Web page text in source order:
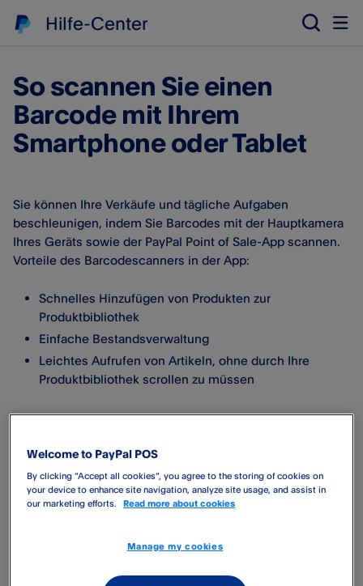
Hilfe-Center
So scannen Sie einen
Barcode mit Ihrem
Smartphone oder Tablet
Sie können Ihre Verkäufe und tägliche Aufgaben
beschleunigen, indem Sie Barcodes mit der Hauptkamera
Ihres Geräts sowie der PayPal Point of Sale-App scannen.
Vorteile des Barcodescanners in der App:
Schnelles Hinzufügen von Produkten zur
Produktbibliothek
Einfache Bestandsverwaltung
Leichtes Aufrufen von Artikeln, ohne durch Ihre
Produktbibliothek scrollen zu müssen
Hinweis:Um diese Funktion nutzen zu können,
Wenn Sie den Zugriff versehentlich verweigern,
unter „Kamera“ in der PayPal Point of Sale-App
Welcome to PayPal POS
By clicking “Accept all cookies”, you agree to the storing of cookies on
your device to enhance site navigation, analyze site usage, and assist in
our marketing efforts.
Read more about cookies
Manage my cookies